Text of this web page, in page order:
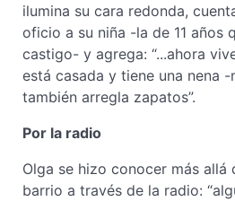
ilumina su cara redonda,
oficio a su niña -la de 11 años
castigo- y agrega: “...ahora
está casada y tiene una nena
también arregla zapatos”.
Por la radio
Olga se hizo conocer más allá
barrio a través de la radio: